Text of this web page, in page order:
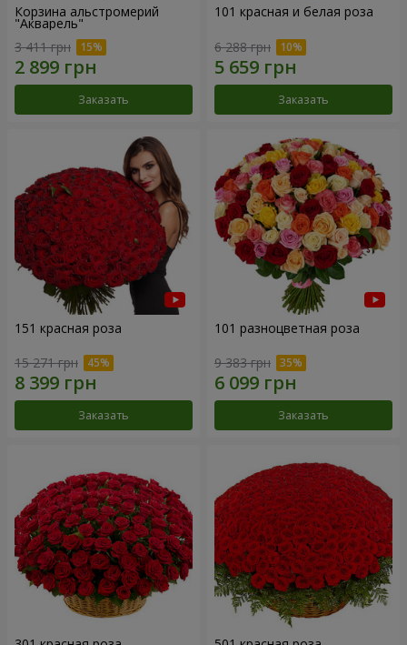
Корзина альстромерий
"Акварель"
3 411 грн
Заказать
101 красная и белая роза
6 288 грн
Заказать
151 красная роза
15 271 грн
Заказать
101 разноцветная роза
9 383 грн
Заказать